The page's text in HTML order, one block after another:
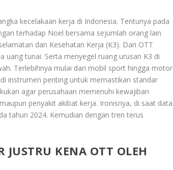
kecelakaan kerja di Indonesia. Tentunya pada
terhadap Noel bersama sejumlah orang lain
dan Kesehatan Kerja (K3). Dari OTT
tunai. Serta menyegel ruang urusan K3 di
Terlebihnya mulai dari mobil sport hingga motor
instrumen penting untuk memastikan standar
agar perusahaan memenuhi kewajiban
penyakit akibat kerja. Ironisnya, di saat data
tahun 2024. Kemudian dengan tren terus
JUSTRU KENA OTT OLEH